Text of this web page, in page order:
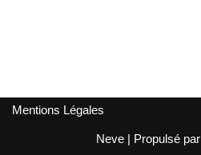
Mentions Légales
Neve | Propulsé par